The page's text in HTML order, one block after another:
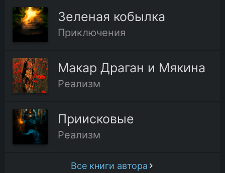
Зеленая кобылка
Приключения
Макар Драган и Мякина
Реализм
Приисковые
Реализм
Все книги автора